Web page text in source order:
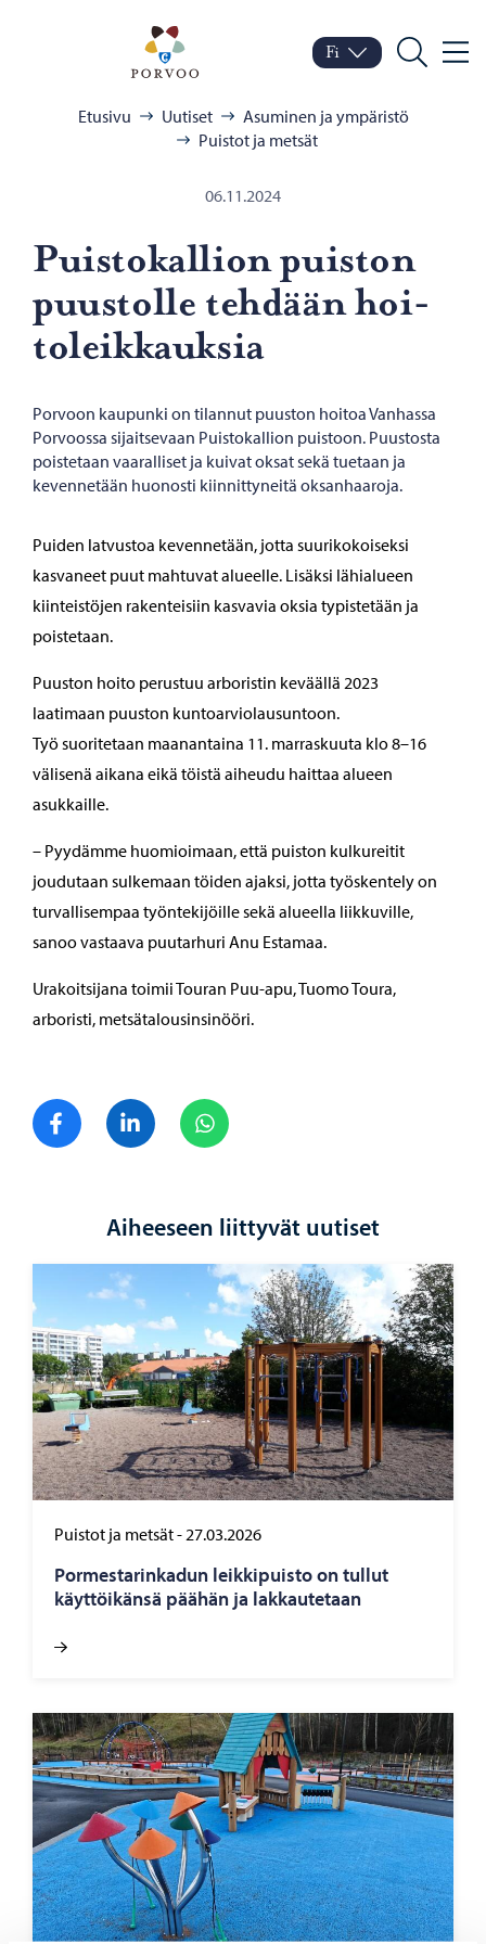
Porvoo – Siirry
Vaihda kieltä
Nykyinen kieli: Suomi
Fi
Hae
Etusivu Uutiset
Asuminen ja ympäristö
Puistot ja metsät
06.11.2024
Puis­to­kal­lion puis­ton
puus­tol­le teh­dään hoi­
to­leik­kauk­sia
Porvoon kaupunki on tilannut puuston hoitoa Vanhassa
Porvoossa sijaitsevaan Puistokallion puistoon. Puustosta
poistetaan vaaralliset ja kuivat oksat sekä tuetaan ja
kevennetään huonosti kiinnittyneitä oksanhaaroja.
Puiden latvustoa kevennetään, jotta suurikokoiseksi
kasvaneet puut mahtuvat alueelle. Lisäksi lähialueen
kiinteistöjen rakenteisiin kasvavia oksia typistetään ja
poistetaan.
Puuston hoito perustuu arboristin keväällä 2023
laatimaan puuston kuntoarviolausuntoon.
Työ suoritetaan maanantaina 11. marraskuuta klo 8–16
välisenä aikana eikä töistä aiheudu haittaa alueen
asukkaille.
– Pyydämme huomioimaan, että puiston kulkureitit
joudutaan sulkemaan töiden ajaksi, jotta työskentely on
turvallisempaa työntekijöille sekä alueella liikkuville,
sanoo vastaava puutarhuri Anu Estamaa.
Urakoitsijana toimii Touran Puu-apu, Tuomo Toura,
arboristi, metsätalousinsinööri.
Jaa FacebookJaa LinkedIn
Aiheeseen liittyvät uutiset
Puistot ja metsät-27.03.2026
Por­mes­ta­rin­ka­dun leik­ki­puis­to on tul­lut
käyt­töi­kän­sä pää­hän ja lak­kau­te­taan